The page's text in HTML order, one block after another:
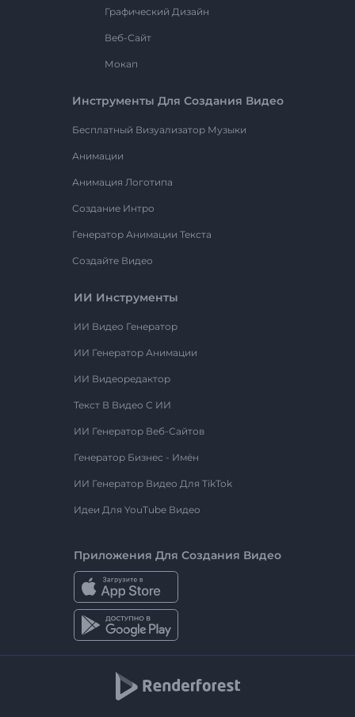
Графический Дизайн
Веб-Сайт
Мокап
Инструменты Для Создания Видео
Бесплатный Визуализатор Музыки
Анимации
Анимация Логотипа
Создание Интро
Генератор Анимации Текста
Создайте Видео
ИИ Инструменты
ИИ Видео Генератор
ИИ Генератор Анимации
ИИ Видеоредактор
Текст В Видео С ИИ
ИИ Генератор Веб-Сайтов
Генератор Бизнес - Имён
ИИ Генератор Видео Для TikTok
Идеи Для YouTube Видео
Приложения Для Создания Видео